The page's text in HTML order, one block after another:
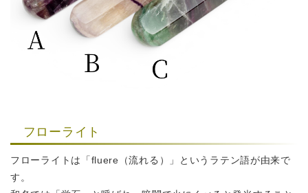
フローライト
フローライトは「fluere（流れる）」というラテン語が由来で
す。